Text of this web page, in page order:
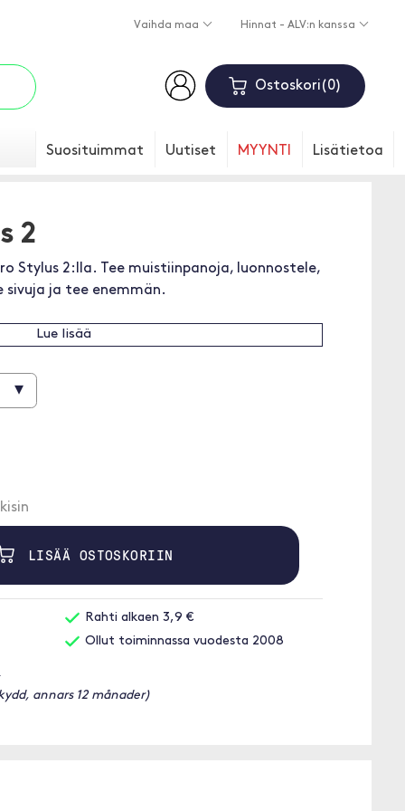
Vaihda maa Hinnat - ALV:n kanssa
Ostoskori 0
Suosituimmat Uutiset MYYNTI Lisätietoa
2
Stylus 2:lla. Tee muistiinpanoja, luonnostele,
sivuja ja tee enemmän.
Lue lisää
▾
LISÄÄ OSTOSKORIIN
Rahti alkaen 3,9 €
Ollut toiminnassa vuodesta 2008
annars 12 månader)